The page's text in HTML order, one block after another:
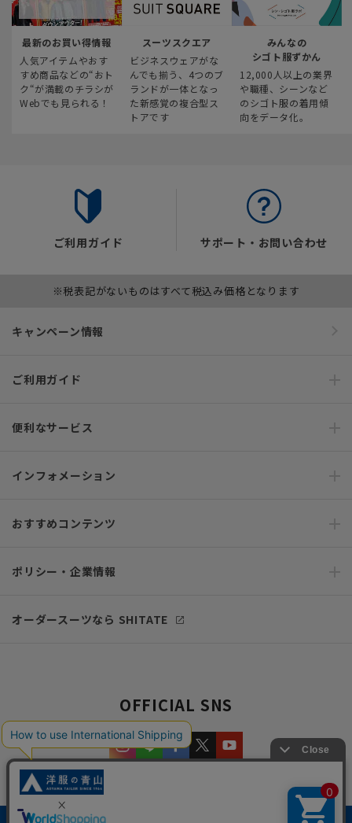
最新のお買い得情報
人気アイテムやおす
すめ商品などの“おト
ク“が満載のチラシが
Webでも見られる！
スーツスクエア
ビジネスウェアがな
んでも揃う、4つのブ
ランドが一体となっ
た新感覚の複合型ス
トアです
みんなの
シゴト服ずかん
12,000人以上の業界
や職種、シーンなど
のシゴト服の着用傾
向をデータ化。
ご利用ガイド サポート・お問い合わせ
※税表記がないものはすべて税込み価格となります
キャンペーン情報
ご利用ガイド
便利なサービス
インフォメーション
おすすめコンテンツ
ポリシー・企業情報
オーダースーツなら SHITATE
OFFICIAL SNS